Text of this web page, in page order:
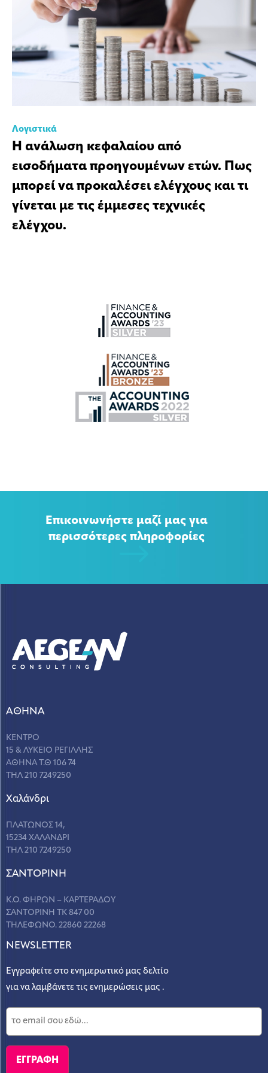
Λογιστικά
Η ανάλωση κεφαλαίου από
εισοδήματα προηγουμένων ετών. Πως
μπορεί να προκαλέσει ελέγχους και τι
γίνεται με τις έμμεσες τεχνικές
ελέγχου.
Επικοινωνήστε μαζί μας για
περισσότερες πληροφορίες
ΑΘΗΝΑ
ΚΕΝΤΡΟ
15 & ΛΥΚΕΙΟ ΡΕΓΙΛΛΗΣ
ΑΘΗΝΑ Τ.Θ 106 74
ΤΗΛ 210 7249250
Χαλάνδρι
ΠΛΑΤΩΝΟΣ 14,
15234 ΧΑΛΑΝΔΡΙ
ΤΗΛ 210 7249250
ΣANΤΟΡΙΝΗ
Κ.Ο. ΦΗΡΩΝ – ΚΑΡΤΕΡΑΔΟΥ
ΣΑΝΤΟΡΙΝΗ ΤΚ 847 00
ΤΗΛΕΦΩΝΟ. 22860 22268
NEWSLETTER
Εγγραφείτε στο ενημερωτικό μας δελτίο
για να λαμβάνετε τις ενημερώσεις μας .